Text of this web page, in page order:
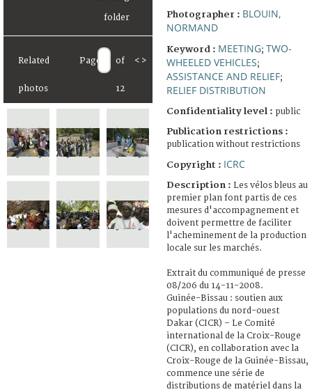
Related
photos
Page of
12
< >
Photographer : BLOUIN,
NORMAND
Keyword : MEETING; TWO-
WHEELED VEHICLES;
ASSISTANCE AND RELIEF;
RELIEF DISTRIBUTION
Confidentiality level : public
Publication restrictions :
publication without restrictions
Copyright : ICRC
Description : Les vélos bleus au
premier plan font partis de ces
mesures d'accompagnement et
doivent permettre de faciliter
l'acheminement de la production
locale sur les marchés.
Extrait du communiqué de presse
08/206 du 14-11-2008.
Guinée-Bissau : soutien aux
populations du nord-ouest
Dakar (CICR) – Le Comité
international de la Croix-Rouge
(CICR), en collaboration avec la
Croix-Rouge de la Guinée-Bissau,
commence une série de
distributions de matériel dans la